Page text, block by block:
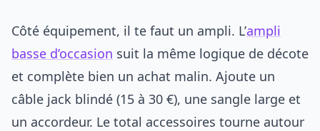
Côté équipement, il te faut un ampli. L’ampli
basse d’occasion suit la même logique de décote
et complète bien un achat malin. Ajoute un
câble jack blindé (15 à 30 €), une sangle large et
un accordeur. Le total accessoires tourne autour